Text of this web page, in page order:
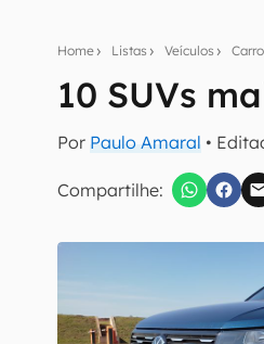
Home Listas Veículos
10 SUVs
Por Paulo Amaral •
Compartilhe:
Seu
mão.
E-mail